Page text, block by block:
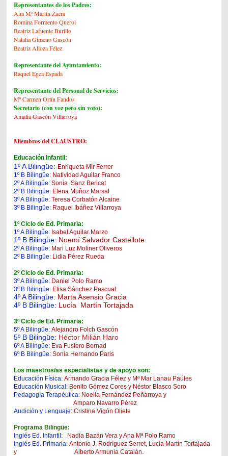
Representantes de los Padres:
Ana Mª Martín Zaera
Romina Formento Querol
Beatriz Lafuente Burillo
Natalia Gimeno Gascón
Beatriz Alloza Félez
Representante del Ayuntamiento:
Raquel Egea Espada
Representante del Personal de Servicios:
Mª Carmen Ortín Fandos
Secretario (con voz pero sin voto):
Amalia Gascón Villarroya
Miembros del CLAUSTRO:
Educación Infantil:
1º A Bilingüe: Enriqueta Mir Ferrer
1º B Bilingüe: Natividad Aguilar Franco
2º A Bilingüe: Sonia Sanz Bericat
2º B Bilingüe: Elena Muñoz Marsal
3º A Bilingüe: Teresa Corbatón Alcaine
3º B Bilingüe: Raquel Ibáñez Villarroya
1º Ciclo de Ed. Primaria:
1º A Bilingüe: Isabel Aguilar Marzo
1º B Bilingüe: Noemí Salvador Castellote
2º A Bilingüe: Mari Luz Moliner Oliveros
2º B Bilingüe: Lidia Pérez Rueda
2º Ciclo de Ed. Primaria:
3º A Bilingüe:Daniel Polo Ramo
3º B Bilingüe: Elisa Sánchez Pascual
4º A Bilingüe: Marta Asensio Gracia
4º B Bilingüe: Lucía Martín Tortajada
3º Ciclo de Ed. Primaria:
5º A Bilingüe:Alejandro Folch Gascón
5º B Bilingüe: Héctor Milián Haro
6º A Bilingüe: Eva Fustero Bernad
6º B Bilingüe: Sonia Hernando Paris
Los maestros/as especialistas y de apoyo son:
Educación Física:Armando Gracia Félez y Mª Mar Lanau Paúles
Educación Musical:Benito Gómez Cores y Néstor Blasco Soro
Pedagogía Terapéutica: Noelia Fernández Peñarroya y
Amparo Navarro Pérez
Audición y Lenguaje:Cristina Vigón Oliete
Programa Bilingüe:
Inglés Ed. Infantil:
Nadia Bazán Vera y Ana Mª Polo Ramo
Inglés Ed. Primaria:Antonio J. Rodríguez Serret, Lucía Martín Tortajada
y Alberto Armunia Catalán.